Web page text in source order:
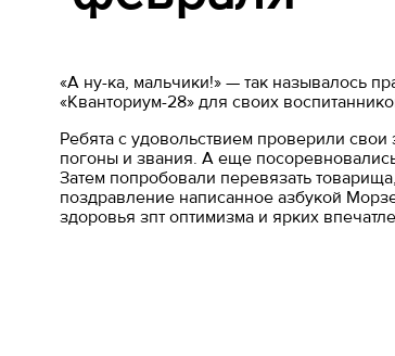
«А ну-ка, мальчики!» — так называлось
«Кванториум-28» для своих
Ребята с удовольствием проверили
погоны и звания. А еще
Затем попробовали перевязать
поздравление написанное азбукой
здоровья зпт оптимизма и ярких